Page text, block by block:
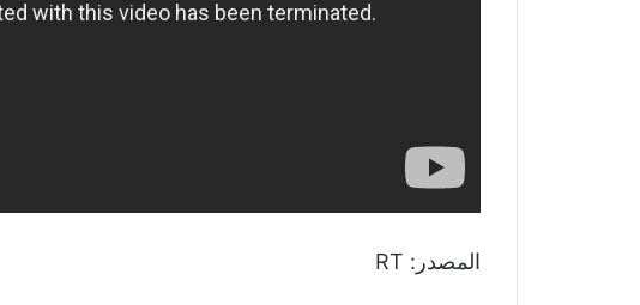
المصدر: RT